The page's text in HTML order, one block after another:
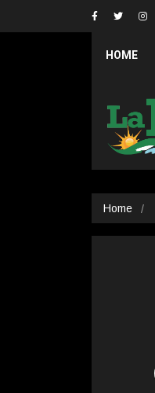
HOME
Home